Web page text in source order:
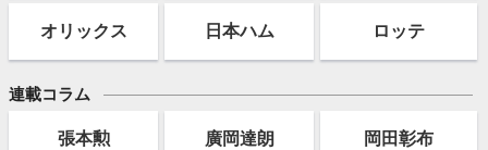
オリックス 日本ハム ロッテ
連載コラム
張本勲 廣岡達朗 岡田彰布